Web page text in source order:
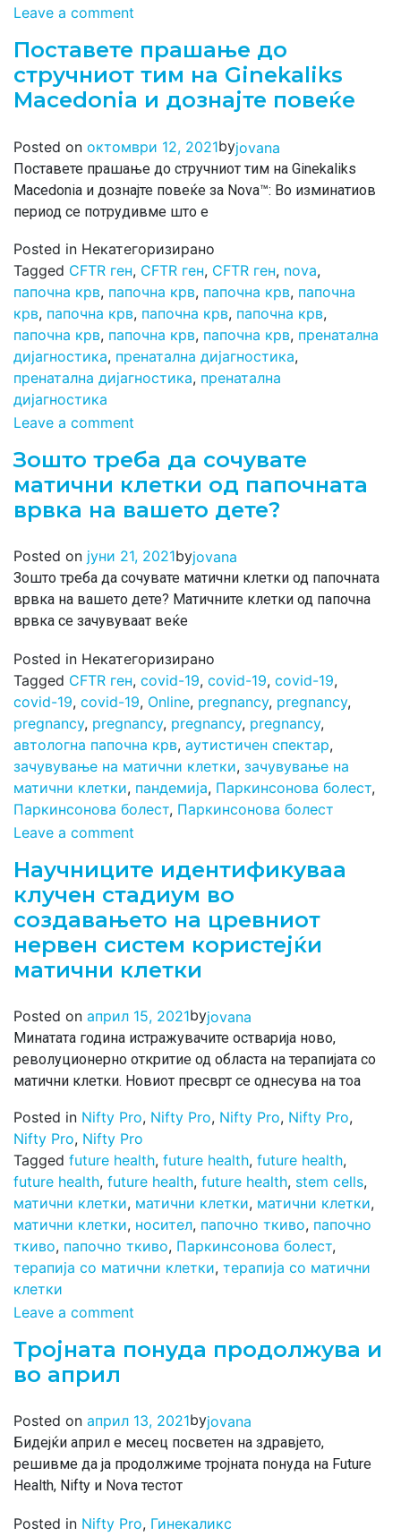
Leave a comment
Поставете прашање до
стручниот тим на Ginekaliks
Macedonia и дознајте повеќе
Posted on октомври 12, 2021byjovana
Поставете прашање до стручниот тим на Ginekaliks
Macedonia и дознајте повеќе за Nova™: Во изминатиов
период се потрудивме што е
Posted in Некатегоризирано
Tagged CFTR ген, CFTR ген, CFTR ген, nova,
папочна крв, папочна крв, папочна крв, папочна
крв, папочна крв, папочна крв, папочна крв,
папочна крв, папочна крв, папочна крв, пренатална
дијагностика, пренатална дијагностика,
пренатална дијагностика, пренатална
дијагностика
Leave a comment
Зошто треба да сочувате
матични клетки од папочната
врвка на вашето дете?
Posted on јуни 21, 2021byjovana
Зошто треба да сочувате матични клетки од папочната
врвка на вашето дете? Матичните клетки од папочна
врвка се зачувуваат веќе
Posted in Некатегоризирано
Tagged CFTR ген, covid-19, covid-19, covid-19,
covid-19, covid-19, Online, pregnancy, pregnancy,
pregnancy, pregnancy, pregnancy, pregnancy,
автологна папочна крв, аутистичен спектар,
зачувување на матични клетки, зачувување на
матични клетки, пандемија, Паркинсонова болест,
Паркинсонова болест, Паркинсонова болест
Leave a comment
Научниците идентификуваа
клучен стадиум во
создавањето на цревниот
нервен систем користејќи
матични клетки
Posted on април 15, 2021byjovana
Минатата година истражувачите остварија ново,
револуционерно откритие од областа на терапијата со
матични клетки. Новиот пресврт се однесува на тоа
Posted in Nifty Pro, Nifty Pro, Nifty Pro, Nifty Pro,
Nifty Pro, Nifty Pro
Tagged future health, future health, future health,
future health, future health, future health, stem cells,
матични клетки, матични клетки, матични клетки,
матични клетки, носител, папочно ткиво, папочно
ткиво, папочно ткиво, Паркинсонова болест,
терапија со матични клетки, терапија со матични
клетки
Leave a comment
Тројната понуда продолжува и
во април
Posted on април 13, 2021byjovana
Бидејќи април е месец посветен на здравјето,
решивме да ја продолжиме тројната понуда на Future
Health, Nifty и Nova тестот
Posted in Nifty Pro, Гинекаликс